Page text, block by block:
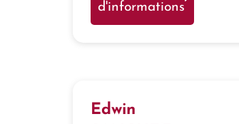
d'informations
Edwin